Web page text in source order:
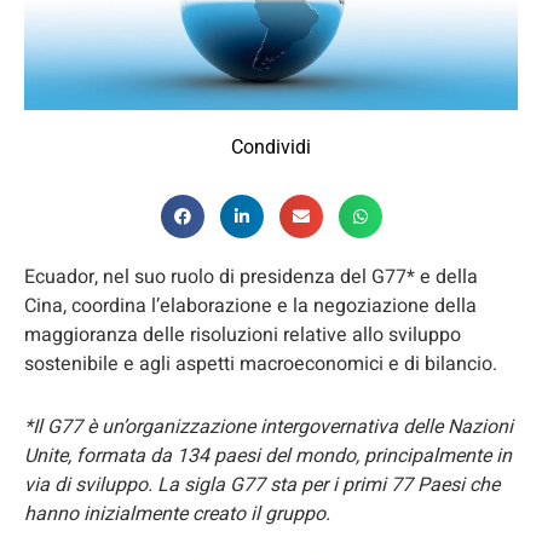
Condividi
Ecuador, nel suo ruolo di presidenza del G77* e della
Cina, coordina l’elaborazione e la negoziazione della
maggioranza delle risoluzioni relative allo sviluppo
sostenibile e agli aspetti macroeconomici e di bilancio.
*Il G77 è un’organizzazione intergovernativa delle Nazioni
Unite, formata da 134 paesi del mondo, principalmente in
via di sviluppo. La sigla G77 sta per i primi 77 Paesi che
hanno inizialmente creato il gruppo.